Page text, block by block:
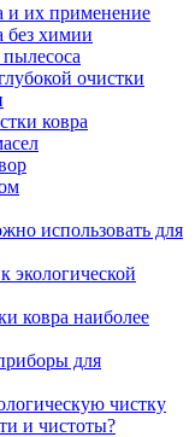
и их применение
без химии
очистки
ковра
использовать для
экологической
ковра наиболее
для
чистку
и чистоты?